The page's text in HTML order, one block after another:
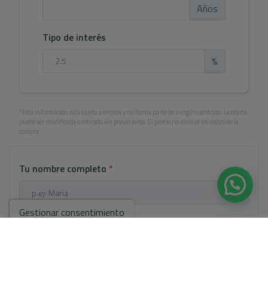
Años
Tipo de interés
%
*Esta información está sujeta a errores y no forma parte de ningún contrato. La oferta
puede ser modificada o retirada sin previo aviso. El precio no incluye los costes de la
compra.
Tu nombre completo *
Gestionar consentimiento